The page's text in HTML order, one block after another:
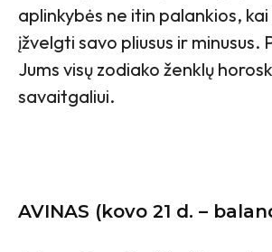
aplinkybės ne itin palankios,
įžvelgti savo pliusus ir minusus.
Jums visų zodiako ženklų
savaitgaliui.
AVINAS (kovo 21 d. –